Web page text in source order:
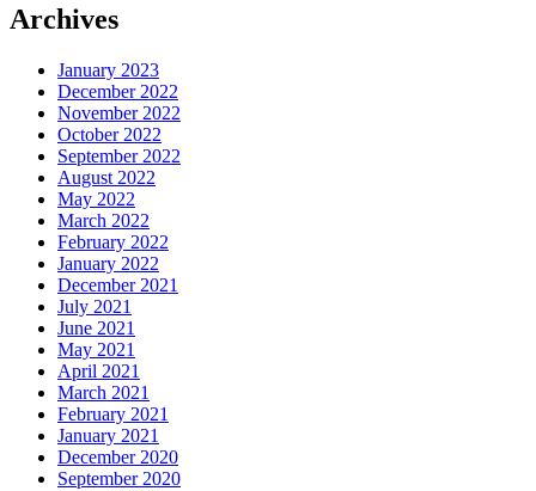
Archives
January 2023
December 2022
November 2022
October 2022
September 2022
August 2022
May 2022
March 2022
February 2022
January 2022
December 2021
July 2021
June 2021
May 2021
April 2021
March 2021
February 2021
January 2021
December 2020
September 2020